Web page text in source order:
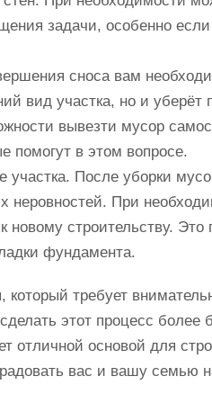
задачи, особенно
сноса вам
вид участка, но и уберёт
вывезти мусор
помогут в этом вопросе.
После уборки
неровностей. При
новому строительству.
фундамента.
требует
этот процесс более
отличной основой для
вас и вашу семью